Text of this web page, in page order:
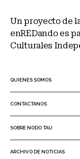
Un proyecto de
enREDando es
Culturales
QUIENES SOMOS
CONTACTANOS
SOBRE NODO TAU
ARCHIVO DE NOTICIAS